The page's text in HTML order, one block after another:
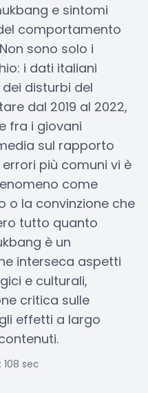
e sintomi
comportamento
sono solo i
i dati italiani
disturbi del
dal 2019 al 2022,
fra i giovani
sul rapporto
più comuni vi è
come
o la convinzione che
tutto quanto
è un
interseca aspetti
e culturali,
critica sulle
effetti a largo
sec